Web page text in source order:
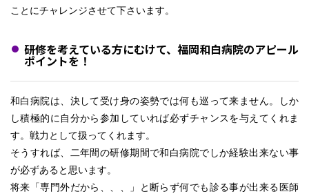
ことにチャレンジさせて下さいます。
研修を考えている方にむけて、福岡和白病院のアピール
ポイントを！
和白病院は、決して受け身の姿勢では何も巡って来ません。しか
し積極的に自分から参加していれば必ずチャンスを与えてくれま
す。戦力として扱ってくれます。
そうすれば、二年間の研修期間で和白病院でしか経験出来ない事
が必ずあると思います。
将来「専門外だから、、、」と断らず何でも診る事が出来る医師